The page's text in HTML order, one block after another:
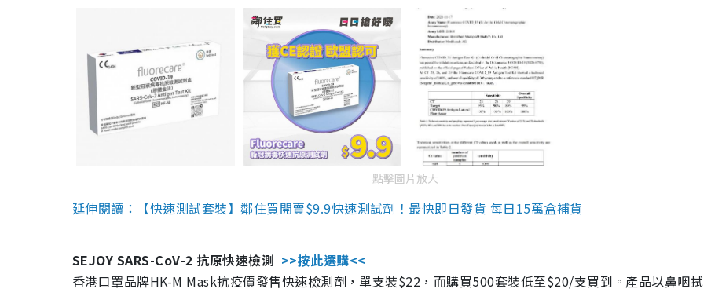
點擊圖片放大
延伸閱讀：【快速測試套裝】鄰住買開賣$9.9快速測試劑！最快即日發貨 每日15萬盒補貨
SEJOY SARS-CoV-2 抗原快速檢測 >>按此選購<<
香港口罩品牌HK-M Mask抗疫價發售快速檢測劑，單支裝$22，而購買500套裝低至$20/支買到。產品以鼻咽